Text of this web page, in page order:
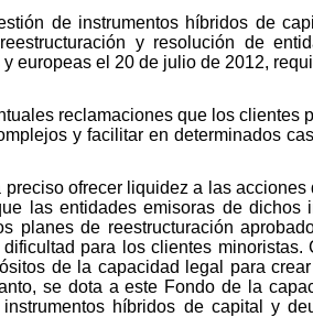
de instrumentos híbridos de
y resolución de
europeas el 20 de julio de 2012,
reclamaciones que los clientes
y facilitar en determinados
ofrecer liquidez a las
las entidades emisoras de dichos
planes de reestructuración
para los clientes
de la capacidad legal para
se dota a este Fondo de la
híbridos de capital y